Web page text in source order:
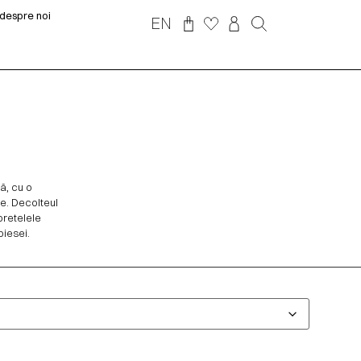
despre noi
EN
cu o
Decolteul